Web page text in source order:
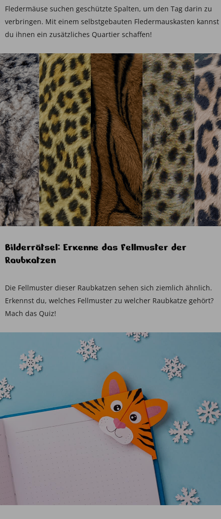
Fledermäuse suchen geschützte Spalten, um den Tag darin zu
verbringen. Mit einem selbstgebauten Fledermauskasten kannst
du ihnen ein zusätzliches Quartier schaffen!
Bilderrätsel: Erkenne das Fellmuster der
Raubkatzen
Die Fellmuster dieser Raubkatzen sehen sich ziemlich ähnlich.
Erkennst du, welches Fellmuster zu welcher Raubkatze gehört?
Mach das Quiz!